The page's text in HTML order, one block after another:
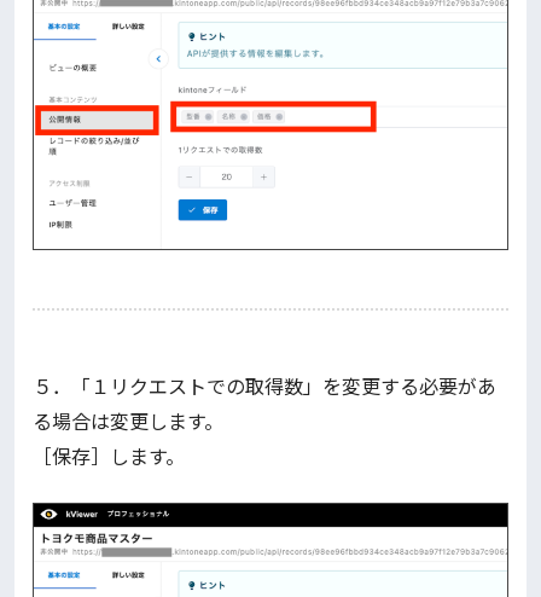
５．「１リクエストでの取得数」を変更する必要があ
る場合は変更します。
［保存］します。